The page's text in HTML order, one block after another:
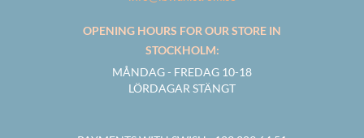
OPENING HOURS FOR OUR STORE IN
STOCKHOLM:
MÅNDAG - FREDAG 10-18
LÖRDAGAR STÄNGT